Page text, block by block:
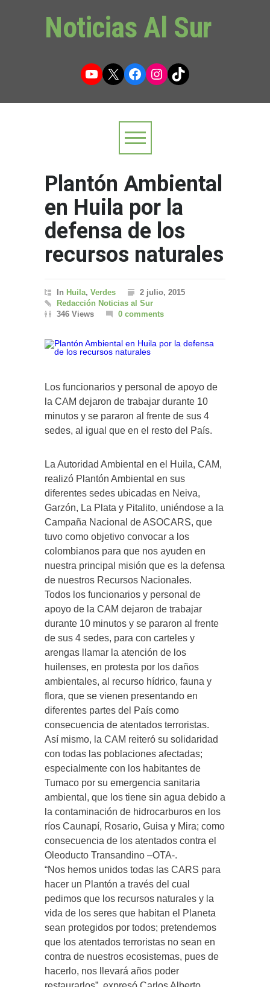
Noticias Al Sur
YouTube
X Facebook
Instagram
TikTok
Plantón Ambiental
en Huila por la
defensa de los
recursos naturales
In Huila, Verdes
2 julio, 2015
Redacción Noticias al Sur
346 Views
0 comments
Los funcionarios y personal de apoyo de
la CAM dejaron de trabajar durante 10
minutos y se pararon al frente de sus 4
sedes, al igual que en el resto del País.
La Autoridad Ambiental en el Huila, CAM,
realizó Plantón Ambiental en sus
diferentes sedes ubicadas en Neiva,
Garzón, La Plata y Pitalito, uniéndose a la
Campaña Nacional de ASOCARS, que
tuvo como objetivo convocar a los
colombianos para que nos ayuden en
nuestra principal misión que es la defensa
de nuestros Recursos Nacionales.
Todos los funcionarios y personal de
apoyo de la CAM dejaron de trabajar
durante 10 minutos y se pararon al frente
de sus 4 sedes, para con carteles y
arengas llamar la atención de los
huilenses, en protesta por los daños
ambientales, al recurso hídrico, fauna y
flora, que se vienen presentando en
diferentes partes del País como
consecuencia de atentados terroristas.
Así mismo, la CAM reiteró su solidaridad
con todas las poblaciones afectadas;
especialmente con los habitantes de
Tumaco por su emergencia sanitaria
ambiental, que los tiene sin agua debido a
la contaminación de hidrocarburos en los
ríos Caunapí, Rosario, Guisa y Mira; como
consecuencia de los atentados contra el
Oleoducto Transandino –OTA-.
“Nos hemos unidos todas las CARS para
hacer un Plantón a través del cual
pedimos que los recursos naturales y la
vida de los seres que habitan el Planeta
sean protegidos por todos; pretendemos
que los atentados terroristas no sean en
contra de nuestros ecosistemas, pues de
hacerlo, nos llevará años poder